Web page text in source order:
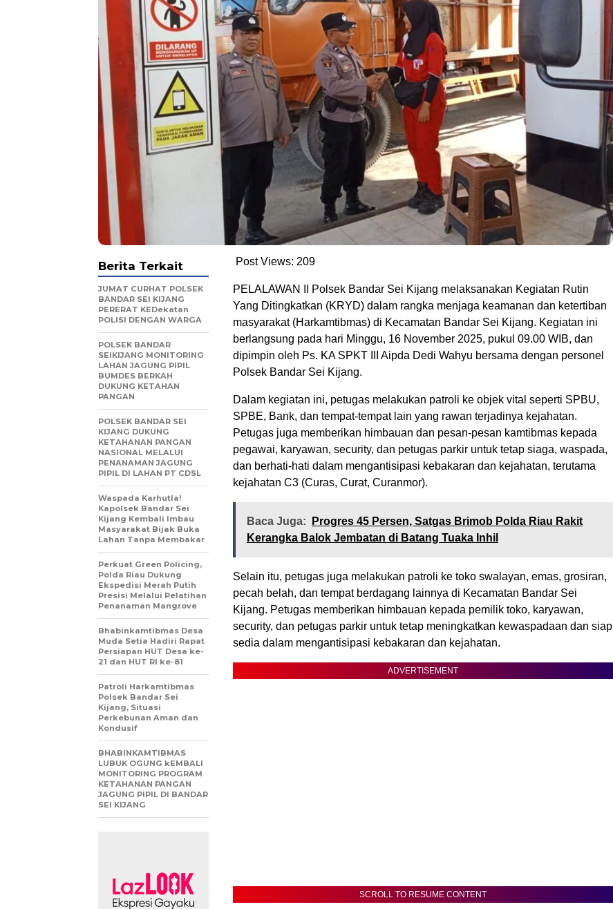
Post Views: 209
PELALAWAN II Polsek Bandar Sei Kijang melaksanakan Kegiatan Rutin
Yang Ditingkatkan (KRYD) dalam rangka menjaga keamanan dan ketertiban
masyarakat (Harkamtibmas) di Kecamatan Bandar Sei Kijang. Kegiatan ini
berlangsung pada hari Minggu, 16 November 2025, pukul 09.00 WIB, dan
dipimpin oleh Ps. KA SPKT III Aipda Dedi Wahyu bersama dengan personel
Polsek Bandar Sei Kijang.
Dalam kegiatan ini, petugas melakukan patroli ke objek vital seperti SPBU,
SPBE, Bank, dan tempat-tempat lain yang rawan terjadinya kejahatan.
Petugas juga memberikan himbauan dan pesan-pesan kamtibmas kepada
pegawai, karyawan, security, dan petugas parkir untuk tetap siaga, waspada,
dan berhati-hati dalam mengantisipasi kebakaran dan kejahatan, terutama
kejahatan C3 (Curas, Curat, Curanmor).
Baca Juga:
Progres 45 Persen, Satgas Brimob Polda Riau Rakit
Kerangka Balok Jembatan di Batang Tuaka Inhil
Selain itu, petugas juga melakukan patroli ke toko swalayan, emas, grosiran,
pecah belah, dan tempat berdagang lainnya di Kecamatan Bandar Sei
Kijang. Petugas memberikan himbauan kepada pemilik toko, karyawan,
security, dan petugas parkir untuk tetap meningkatkan kewaspadaan dan siap
sedia dalam mengantisipasi kebakaran dan kejahatan.
ADVERTISEMENT
SCROLL TO RESUME CONTENT
Berita Terkait
JUMAT CURHAT POLSEK
BANDAR SEI KIJANG
PERERAT KEDekatan
POLISI DENGAN WARGA
POLSEK BANDAR
SEIKIJANG MONITORING
LAHAN JAGUNG PIPIL
BUMDES BERKAH
DUKUNG KETAHAN
PANGAN
POLSEK BANDAR SEI
KIJANG DUKUNG
KETAHANAN PANGAN
NASIONAL MELALUI
PENANAMAN JAGUNG
PIPIL DI LAHAN PT CDSL
Waspada Karhutla!
Kapolsek Bandar Sei
Kijang Kembali Imbau
Masyarakat Bijak Buka
Lahan Tanpa Membakar
Perkuat Green Policing,
Polda Riau Dukung
Ekspedisi Merah Putih
Presisi Melalui Pelatihan
Penanaman Mangrove
Bhabinkamtibmas Desa
Muda Setia Hadiri Rapat
Persiapan HUT Desa ke-
21 dan HUT RI ke-81
Patroli Harkamtibmas
Polsek Bandar Sei
Kijang, Situasi
Perkebunan Aman dan
Kondusif
BHABINKAMTIBMAS
LUBUK OGUNG kEMBALI
MONITORING PROGRAM
KETAHANAN PANGAN
JAGUNG PIPIL DI BANDAR
SEI KIJANG